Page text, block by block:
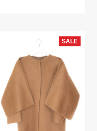
SALE